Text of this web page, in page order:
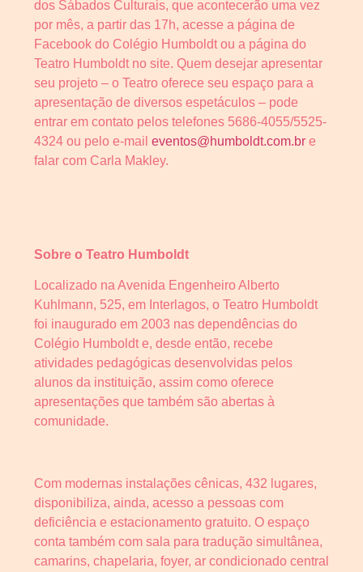
dos Sábados Culturais, que acontecerão uma vez
por mês, a partir das 17h, acesse a página de
Facebook do Colégio Humboldt ou a página do
Teatro Humboldt no site. Quem desejar apresentar
seu projeto – o Teatro oferece seu espaço para a
apresentação de diversos espetáculos – pode
entrar em contato pelos telefones 5686-4055/5525-
4324 ou pelo e-mail eventos@humboldt.com.br e
falar com Carla Makley.
Sobre o Teatro Humboldt
Localizado na Avenida Engenheiro Alberto
Kuhlmann, 525, em Interlagos, o Teatro Humboldt
foi inaugurado em 2003 nas dependências do
Colégio Humboldt e, desde então, recebe
atividades pedagógicas desenvolvidas pelos
alunos da instituição, assim como oferece
apresentações que também são abertas à
comunidade.
Com modernas instalações cênicas, 432 lugares,
disponibiliza, ainda, acesso a pessoas com
deficiência e estacionamento gratuito. O espaço
conta também com sala para tradução simultânea,
camarins, chapelaria, foyer, ar condicionado central